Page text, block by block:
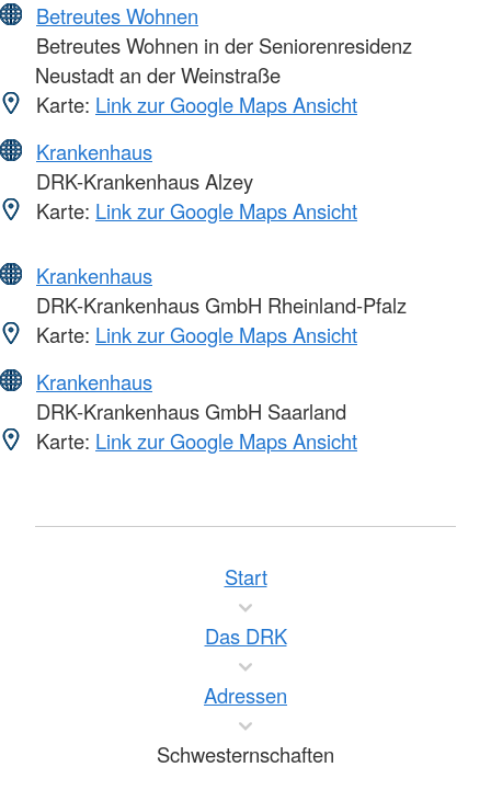
Betreutes Wohnen
Betreutes Wohnen in der Seniorenresidenz
Neustadt an der Weinstraße
Karte: Link zur Google Maps Ansicht
Krankenhaus
DRK-Krankenhaus Alzey
Karte: Link zur Google Maps Ansicht
Krankenhaus
DRK-Krankenhaus GmbH Rheinland-Pfalz
Karte: Link zur Google Maps Ansicht
Krankenhaus
DRK-Krankenhaus GmbH Saarland
Karte: Link zur Google Maps Ansicht
Start
Das DRK
Adressen
Schwesternschaften